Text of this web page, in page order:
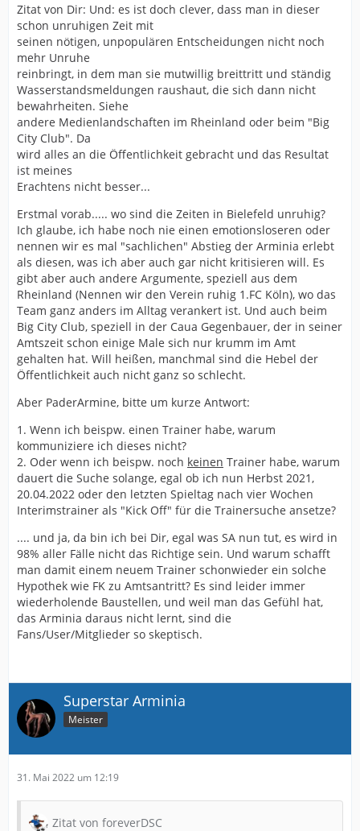
Stichwort "Vertrauen": Sollte SA vor dem 10.06 einen
Trainer präsentieren, hat er den Vertrauensvorschuss
übrigens geltend gemacht!
Ich hoffe, das wird dann auch anerkannt? Befürchte
aber nicht...
Ich gehe auch davon aus, dass es nicht Ronald
McDonald wird, bin mir aber sicher, dass, egal wer
präsentiert wird, die gleichen Probleme wie FK zum
Start haben wird. Nörgelei und Infragestellung der
Person an sich und das Zerreissen der Trainervita
stehen bei vielen doch schon im Vordergrundm bevor
der Ball rollt. Der letzte Trainerwechsel war doch das
beste Beispiel. Esgal wer kommt, er muss mit der Bürde
leben, dass SA ihn während einer Scheissphase und
vielen Baustellen geholt hat. Schwer genug. Ich hoffe, es
wird fairer zugehen als zuletzt.
Es geht doch bei vielen gar nicht um Fakten und
Vertrauen, sondern einzig und allein um die schlechte
Stimmung auf Personen und Entscheidungen zu
transportieren und als Blitzableiter zu benutzen.
Persönliche Befindlichkeiten und Nasenfaktor. Es ist
Angriffsfläche für "falsches Handeln".
Siehe die Entwicklung in diesem Forum...
Daher bleibe ich dabei, ich finde die
"Nullkommunikation" bevor Fakten geschaffen wurden
weiterhin in Ordnung und gehe davon aus, dass ein
neuer Trainer am 10.06. das Training leitet. Zusammen
mit dem ein oder anderem Neuzugang.
Zitat von Dir: Und: es ist doch clever, dass man in dieser
schon unruhigen Zeit mit
seinen nötigen, unpopulären Entscheidungen nicht noch
mehr Unruhe
reinbringt, in dem man sie mutwillig breittritt und ständig
Wasserstandsmeldungen raushaut, die sich dann nicht
bewahrheiten. Siehe
andere Medienlandschaften im Rheinland oder beim "Big
City Club". Da
wird alles an die Öffentlichkeit gebracht und das Resultat
ist meines
Erachtens nicht besser...
Erstmal vorab..... wo sind die Zeiten in Bielefeld unruhig?
Ich glaube, ich habe noch nie einen emotionsloseren oder
nennen wir es mal "sachlichen" Abstieg der Arminia erlebt
als diesen, was ich aber auch gar nicht kritisieren will. Es
gibt aber auch andere Argumente, speziell aus dem
Rheinland (Nennen wir den Verein ruhig 1.FC Köln), wo das
Team ganz anders im Alltag verankert ist. Und auch beim
Big City Club, speziell in der Caua Gegenbauer, der in seiner
Amtszeit schon einige Male sich nur krumm im Amt
gehalten hat. Will heißen, manchmal sind die Hebel der
Öffentlichkeit auch nicht ganz so schlecht.
Aber PaderArmine, bitte um kurze Antwort:
1. Wenn ich beispw. einen Trainer habe, warum
kommuniziere ich dieses nicht?
2. Oder wenn ich beispw. noch keinen Trainer habe, warum
dauert die Suche solange, egal ob ich nun Herbst 2021,
20.04.2022 oder den letzten Spieltag nach vier Wochen
Interimstrainer als "Kick Off" für die Trainersuche ansetze?
.... und ja, da bin ich bei Dir, egal was SA nun tut, es wird in
98% aller Fälle nicht das Richtige sein. Und warum schafft
man damit einem neuem Trainer schonwieder ein solche
Hypothek wie FK zu Amtsantritt? Es sind leider immer
wiederholende Baustellen, und weil man das Gefühl hat,
das Arminia daraus nicht lernt, sind die
Fans/User/Mitglieder so skeptisch.
Superstar Arminia
Meister
31. Mai 2022 um 12:19
Zitat von foreverDSC